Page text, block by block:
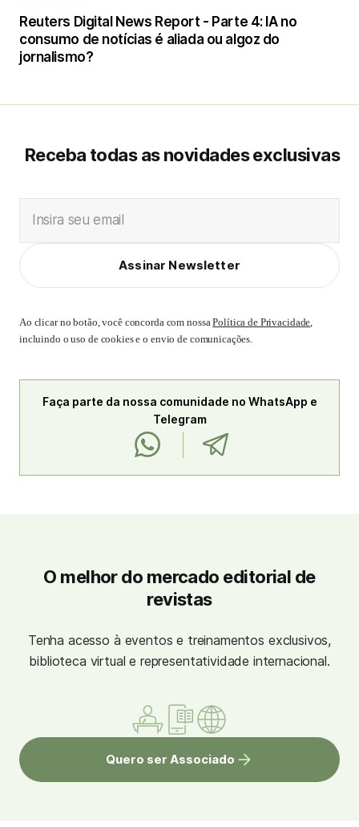
Reuters Digital News Report - Parte 4: IA no
consumo de notícias é aliada ou algoz do
jornalismo?
Receba todas as novidades exclusivas
Insira seu email
Assinar Newsletter
Ao clicar no botão, você concorda com nossaPolítica de Privacidade,
incluindo o uso de cookies e o envio de comunicações.
Faça parte da nossa comunidade no WhatsApp e
Telegram
O melhor do mercado editorial de
revistas
Tenha acesso à eventos e treinamentos exclusivos,
biblioteca virtual e representatividade internacional.
Quero ser Associado